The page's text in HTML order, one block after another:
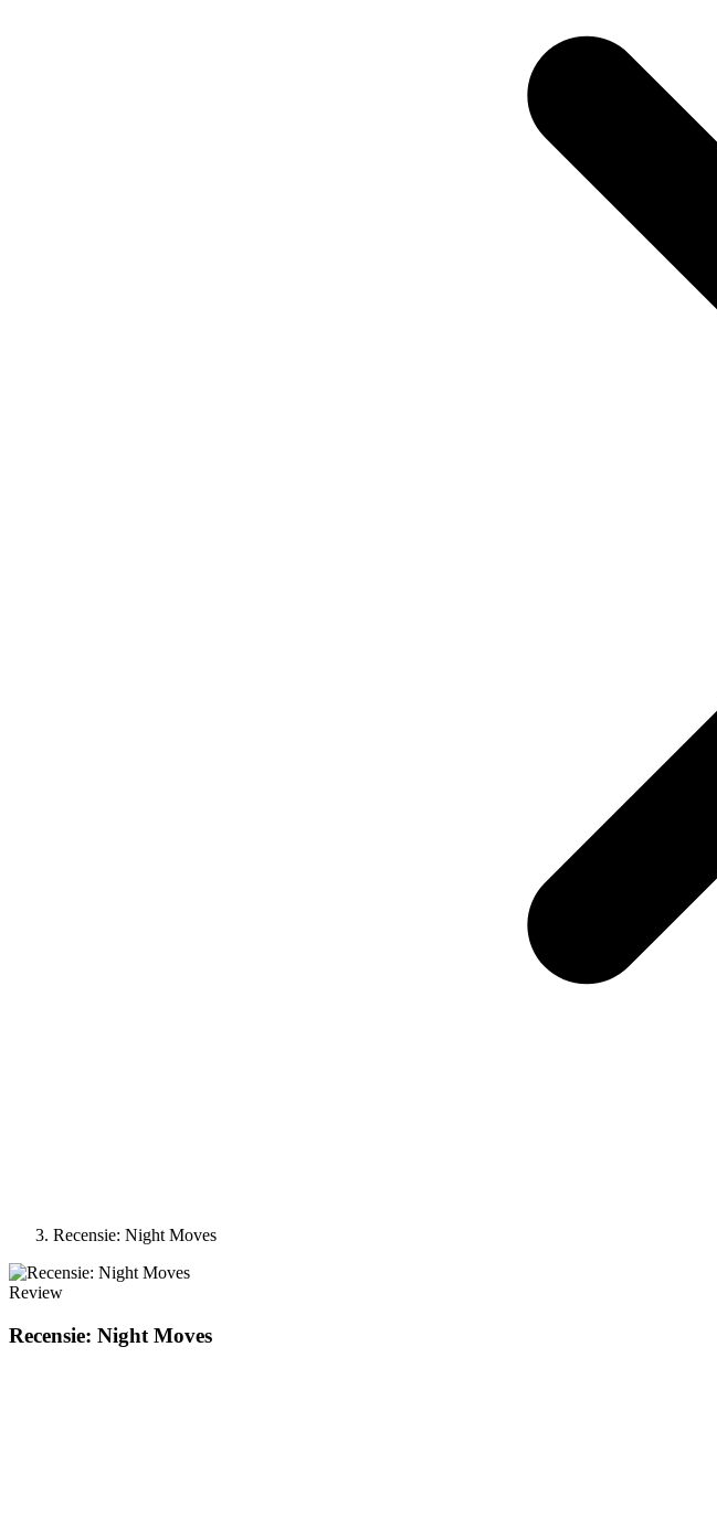
Recensie: Night Moves
Review
Recensie: Night Moves